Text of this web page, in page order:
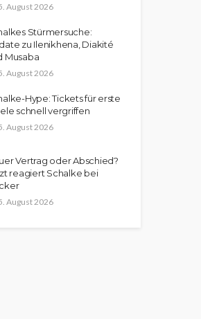
August 2026
Stürmersuche:
zu Ilenikhena, Diakité
Musaba
August 2026
Hype: Tickets für erste
schnell vergriffen
August 2026
Vertrag oder Abschied?
reagiert Schalke bei
August 2026